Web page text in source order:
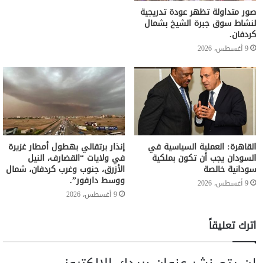
صور متداولة تظهر عودة تدريجية
لنشاط سوق جبرة الشيخ بشمال
كردفان.
9 أغسطس، 2026
القاهرة: العملية السياسية في
السودان يجب أن تكون بملكية
سودانية خالصة
9 أغسطس، 2026
إنذار برتقالي بهطول أمطار غزيرة
في ولايات “القضارف، النيل
الأزرق، جنوب وغرب كردفان، شمال
ووسط دارفور”.
9 أغسطس، 2026
اترك تعليقاً